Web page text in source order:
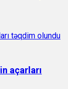
açarları